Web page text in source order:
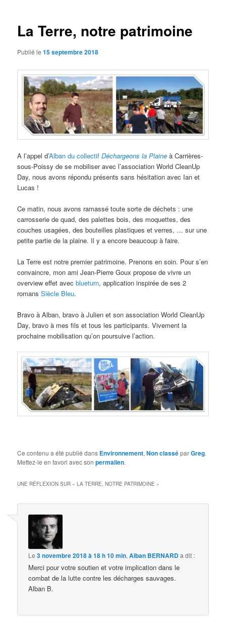
La Terre, notre patrimoine
Publié le15 septembre 2018
A l’appel d’Alban du collectifDéchargeons la Plaine à Carrières-
sous-Poissy de se mobiliser avec l’association World CleanUp
Day, nous avons répondu présents sans hésitation avec Ian et
Lucas !
Ce matin, nous avons ramassé toute sorte de déchets : une
carrosserie de quad, des palettes bois, des moquettes, des
couches usagées, des bouteilles plastiques et verres, … sur une
petite partie de la plaine. Il y a encore beaucoup à faire.
La Terre est notre premier patrimoine. Prenons en soin. Pour s’en
convaincre, mon ami Jean-Pierre Goux propose de vivre un
overview effet avecblueturn, application inspirée de ses 2
romansSiècle Bleu.
Bravo à Alban, bravo à Julien et son association World CleanUp
Day, bravo à mes fils et tous les participants. Vivement la
prochaine mobilisation qu’on poursuive l’action.
Ce contenu a été publié dans Environnement,Non classéparGreg.
Mettez-le en favori avec sonpermalien.
UNE RÉFLEXION SUR «LA TERRE, NOTRE PATRIMOINE »
Le3 novembre 2018 à 18 h 10 min,Alban BERNARDa dit :
Merci pour votre soutien et votre implication dans le
combat de la lutte contre les décharges sauvages.
Alban B.